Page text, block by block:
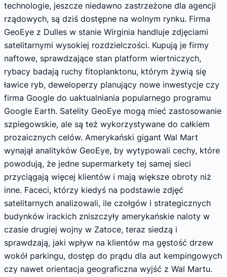
technologie, jeszcze niedawno zastrzeżone dla agencji
rządowych, są dziś dostępne na wolnym rynku. Firma
GeoEye z Dulles w stanie Wirginia handluje zdjęciami
satelitarnymi wysokiej rozdzielczości. Kupują je firmy
naftowe, sprawdzające stan platform wiertniczych,
rybacy badają ruchy fitoplanktonu, którym żywią się
ławice ryb, deweloperzy planujący nowe inwestycje czy
firma Google do uaktualniania popularnego programu
Google Earth. Satelity GeoEye mogą mieć zastosowanie
szpiegowskie, ale są też wykorzystywane do całkiem
prozaicznych celów. Amerykański gigant Wal Mart
wynajął analityków GeoEye, by wytypowali cechy, które
powodują, że jedne supermarkety tej samej sieci
przyciągają więcej klientów i mają większe obroty niż
inne. Faceci, którzy kiedyś na podstawie zdjęć
satelitarnych analizowali, ile czołgów i strategicznych
budynków irackich zniszczyły amerykańskie naloty w
czasie drugiej wojny w Zatoce, teraz siedzą i
sprawdzają, jaki wpływ na klientów ma gęstość drzew
wokół parkingu, dostęp do prądu dla aut kempingowych
czy nawet orientacja geograficzna wyjść z Wal Martu.